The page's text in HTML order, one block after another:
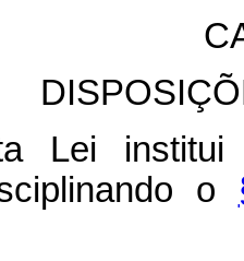
Lei institui
o